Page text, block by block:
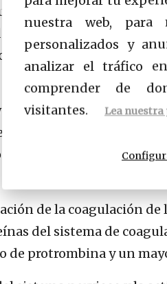
no se deposita
la osteocalcina,
la vitamina K2 es
y cardíaca. Este
en las
confirman que tomar
de la coagulación
del sistema de
protrombina y un
nuestra web, para
personalizados y
analizar el tráfico
comprender de
visitantes.
Lea